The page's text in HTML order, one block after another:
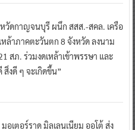
วัดกาญจนบุรี ผนึก สสส.-สคล. เครือ
หล้าภาคตะวันตก 8 จังหวัด ลงนาม
สภ. ร่วมงดเหล้าเข้าพรรษา และ
งดี ๆ จะเกิดขึ้น”
อเตอร์ราด มิลเลนเนียม ออโต้ ส่ง